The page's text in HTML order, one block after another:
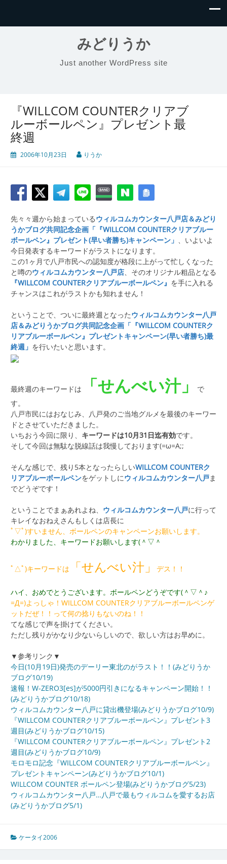
みどりうか
Just another WordPress site
『WILLCOM COUNTERクリアブ
ルーボールペン』プレゼント最
終週
2006年10月23日 りうか
先々々週から始まっているウィルコムカウンター八戸店＆みどり
うかブログ共同記念企画「『WILLCOM COUNTERクリアブルー
ボールペン』プレゼント(早い者勝ち)キャンペーン」 、いよいよ
今日発表するキーワードがラストになります。
この1ヶ月で八戸市民への認知度が格段に上がって忙しくなった
と噂のウィルコムカウンター八戸店、そのオリジナル粗品となる
『WILLCOM COUNTERクリアブルーボールペン』 を手に入れる
チャンスはこれがラストかも知れません！
ということで、ついに最終週となったウィルコムカウンター八戸
店＆みどりうかブログ共同記念企画「『WILLCOM COUNTERク
リアブルーボールペン』プレゼントキャンペーン(早い者勝ち)最
終週」 を行いたいと思います。
最終週のキーワードは 「せんべい汁」
で
す。
八戸市民にはおなじみ、八戸発のご当地グルメを最後のキーワー
ドとさせていただきました。
いちおう今回に限り、 キーワードは10月31日迄有効です。
そして今回は無駄な脱線話は我慢しております(=ω=A;;
そんな感じで、残り5本となったらしいWILLCOM COUNTERク
リアブルーボールペンをゲットしにウィルコムカウンター八戸ま
でどうぞです！
ということでまぁあれよね、 ウィルコムカウンター八戸に行って
キレイなおねえさんもしくは店長に
ﾟ▽ﾟ)すいません、ボールペンのキャンペーンお願いします。
わかりました、キーワードお願いします(＾▽＾
ﾟ△ﾟ)キーワードは 「せんべい汁」 デス！！
ハイ、おめでとうございます。ボールペンどうぞです(＾▽＾♪
=Д=)よっしゃ！WILLCOM COUNTERクリアブルーボールペンゲ
ットだぜ！！って何の捻りもないのね！！
てな感じで声を掛けてください。
ただし残りがかなり少ないらしいので、欲しい方はお早めに。
▼参考リンク▼
今日(10月19日)発売のデーリー東北のがラスト！！(みどりうか
ブログ10/19)
速報！W-ZERO3[es]が5000円引きになるキャンペーン開始！！
(みどりうかブログ10/18)
ウィルコムカウンター八戸に貸出機登場(みどりうかブログ10/9)
『WILLCOM COUNTERクリアブルーボールペン』プレゼント3
週目(みどりうかブログ10/15)
『WILLCOM COUNTERクリアブルーボールペン』プレゼント2
週目(みどりうかブログ10/9)
モロモロ記念『WILLCOM COUNTERクリアブルーボールペン』
プレゼントキャンペーン(みどりうかブログ10/1)
WILLCOM COUNTER ボールペン登場(みどりうかブログ5/23)
ウィルコムカウンター八戸…八戸で最もウィルコムを愛するお店
(みどりうかブログ5/1)
ケータイ2006